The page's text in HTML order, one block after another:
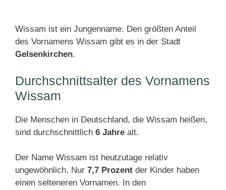
Wissam ist ein Jungenname. Den größten Anteil
des Vornamens Wissam gibt es in der Stadt
Gelsenkirchen.
Durchschnittsalter des Vornamens
Wissam
Die Menschen in Deutschland, die Wissam heißen,
sind durchschnittlich 6 Jahre alt.
Der Name Wissam ist heutzutage relativ
ungewöhnlich. Nur 7,7 Prozent der Kinder haben
einen selteneren Vornamen. In den